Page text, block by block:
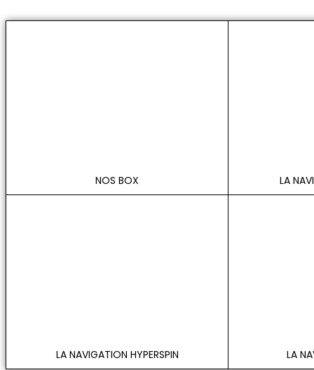
NOS BOX LA
LA NAVIGATION HYPERSPIN LA